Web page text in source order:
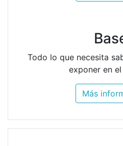
Todo lo que necesita
exponer en
Más